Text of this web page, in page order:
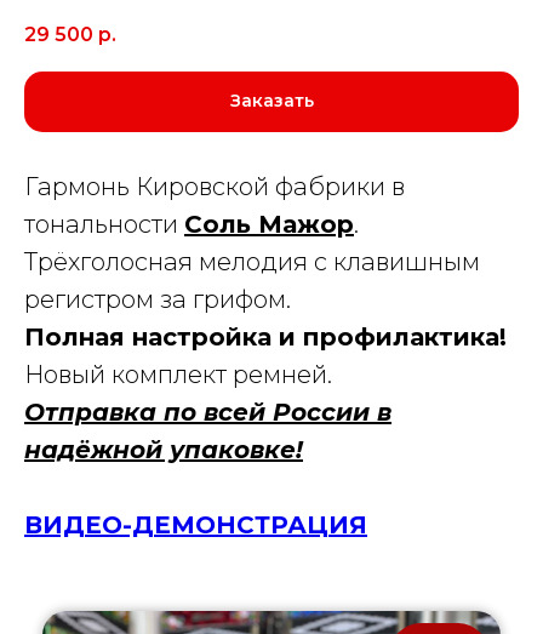
29 500 р.
Заказать
Гармонь Кировской фабрики в
тональности Соль Мажор.
Трёхголосная мелодия с клавишным
регистром за грифом.
Полная настройка и профилактика!
Новый комплект ремней.
Отправка по всей России в
надёжной упаковке!
ВИДЕО-ДЕМОНСТРАЦИЯ